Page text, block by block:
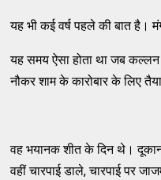
यह भी कई वर्ष पहले की बात है।
यह समय ऐसा होता था जब
नौकर शाम के कारोबार के लिए
वह भयानक शीत के दिन थे।
वहीं चारपाई डाले, चारपाई पर